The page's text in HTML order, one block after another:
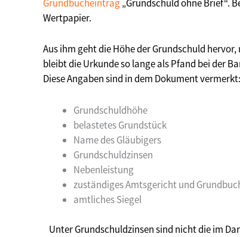
Grundbucheintrag„Grundschuld ohne Brief“.
Wertpapier.
Aus ihm geht die Höhe der Grundschuld
bleibt die Urkunde so lange als Pfand bei der
Diese Angaben sind in dem Dokument vermerkt:
Grundschuldhöhe
belastetes Grundstück
Name des Gläubigers
Grundschuldzinsen
Nebenleistung
zuständiges Amtsgericht und
amtliches Siegel
Unter Grundschuldzinsen sind nicht die im